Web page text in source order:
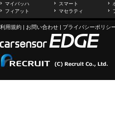
マイバッハ
スマート
フィアット
マセラティ
利用規約 | お問い合わせ | プライバシーポリシ